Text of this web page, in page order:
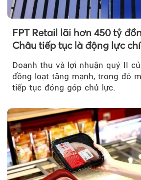
FPT Retail lãi hơn 450 tỷ
Châu tiếp tục là động lực
Doanh thu và lợi nhuận quý II
đồng loạt tăng mạnh, trong đó
tiếp tục đóng góp chủ lực.